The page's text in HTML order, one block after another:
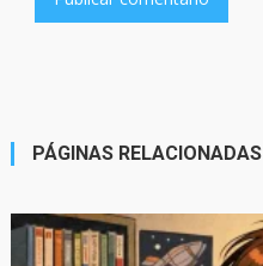
PÁGINAS RELACIONADAS